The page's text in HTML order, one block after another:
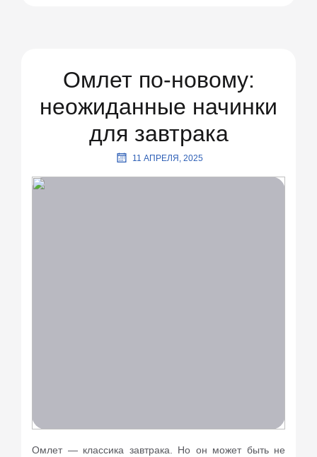
Омлет по-новому:
неожиданные начинки
для завтрака
11 АПРЕЛЯ, 2025
Омлет — классика завтрака. Но он может быть не